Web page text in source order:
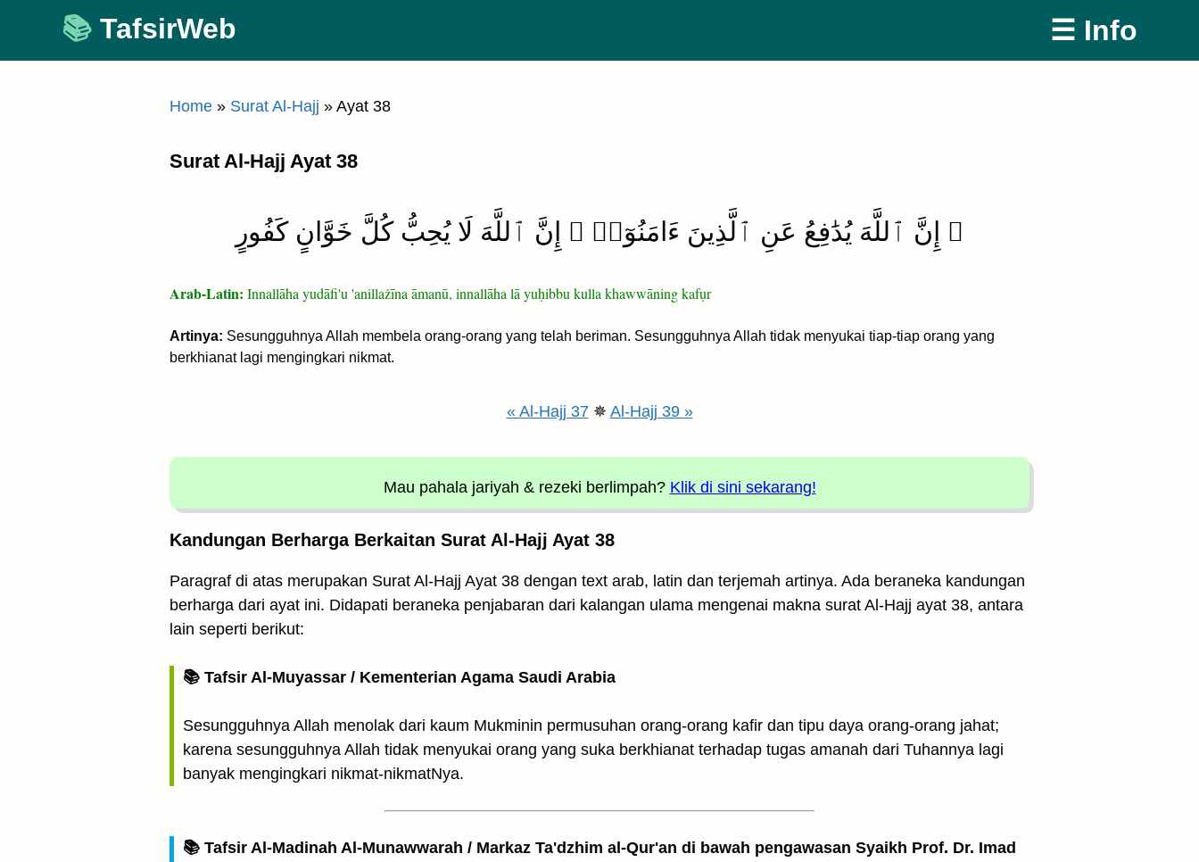
content
TafsirWeb ☰ Info
Home » Surat Al-Hajj » Ayat 38
Surat Al-Hajj Ayat 38
۞ إِنَّ ٱللَّهَ يُدَٰفِعُ عَنِ ٱلَّذِينَ ءَامَنُوٓا۟ ۗ إِنَّ ٱللَّهَ لَا يُحِبُّ كُلَّ خَوَّانٍ كَفُورٍ
Arab-Latin: Innallāha yudāfi'u 'anillażīna āmanū, innallāha lā yuḥibbu kulla khawwāning kafụr
Artinya: Sesungguhnya Allah membela orang-orang yang telah beriman. Sesungguhnya Allah tidak menyukai tiap-tiap orang yang
berkhianat lagi mengingkari nikmat.
« Al-Hajj 37✵ Al-Hajj 39 »
Mau pahala jariyah & rezeki berlimpah? Klik di sini sekarang!
Kandungan Berharga Berkaitan Surat Al-Hajj Ayat 38
Paragraf di atas merupakan Surat Al-Hajj Ayat 38 dengan text arab, latin dan terjemah artinya. Ada beraneka kandungan
berharga dari ayat ini. Didapati beraneka penjabaran dari kalangan ulama mengenai makna surat Al-Hajj ayat 38, antara
lain seperti berikut:
📚 Tafsir Al-Muyassar / Kementerian Agama Saudi Arabia
Sesungguhnya Allah menolak dari kaum Mukminin permusuhan orang-orang kafir dan tipu daya orang-orang jahat;
karena sesungguhnya Allah tidak menyukai orang yang suka berkhianat terhadap tugas amanah dari Tuhannya lagi
banyak mengingkari nikmat-nikmatNya.
📚 Tafsir Al-Madinah Al-Munawwarah / Markaz Ta'dzhim al-Qur'an di bawah pengawasan Syaikh Prof. Dr. Imad